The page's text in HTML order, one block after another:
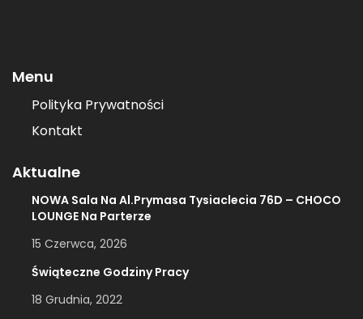
Menu
Polityka Prywatności
Kontakt
Aktualne
NOWA Sala Na Al.Prymasa Tysiaclecia 76D – CHOCO
LOUNGE Na Parterze
15 Czerwca, 2026
Świąteczne Godziny Pracy
18 Grudnia, 2022